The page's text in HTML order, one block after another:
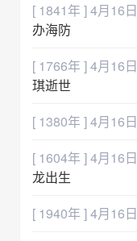
[ 1841年 ] 4月16日
办海防
[ 1766年 ] 4月16日
琪逝世
[ 1380年 ] 4月16日
[ 1604年 ] 4月16日
龙出生
[ 1940年 ] 4月16日